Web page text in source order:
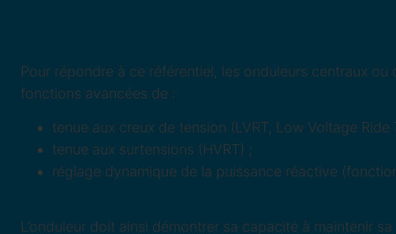
Pour répondre à ce référentiel, les onduleurs centraux
fonctions avancées de :
tenue aux creux de tension (LVRT, Low Voltage Ride
tenue aux surtensions (HVRT) ;
réglage dynamique de la puissance réactive
L’onduleur doit ainsi démontrer sa capacité à maintenir